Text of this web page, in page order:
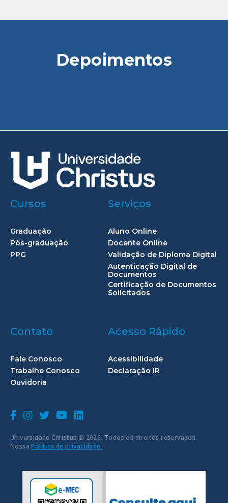
Depoimentos
Universidade Christus © 2026. Todos os direitos reservados.
NossaPolítica de privacidade .
Cursos
Graduação
Pós-graduação
PPG
Serviços
Aluno Online
Docente Online
Validação de Diploma Digital
Autenticação Digital de
Documentos
Certificação de Documentos
Solicitados
Contato
Fale Conosco
Trabalhe Conosco
Ouvidoria
Acesso Rápido
Acessibilidade
Declaração IR